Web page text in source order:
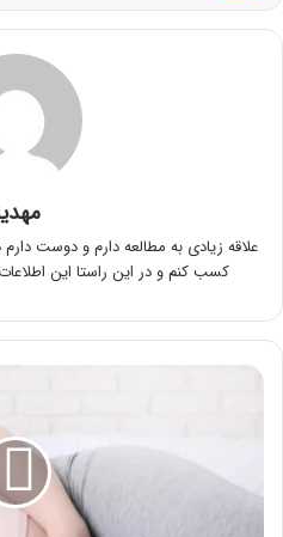
علاقه زیادی به مطالعه دارم و دوست
کسب کنم و در این راستا این
واریس
چیست؟
علائم